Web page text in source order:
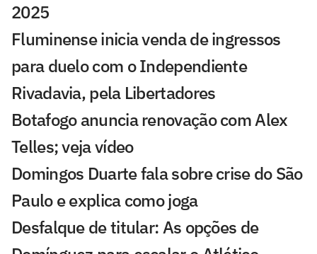
2025
Fluminense inicia venda de ingressos
para duelo com o Independiente
Rivadavia, pela Libertadores
Botafogo anuncia renovação com Alex
Telles; veja vídeo
Domingos Duarte fala sobre crise do São
Paulo e explica como joga
Desfalque de titular: As opções de